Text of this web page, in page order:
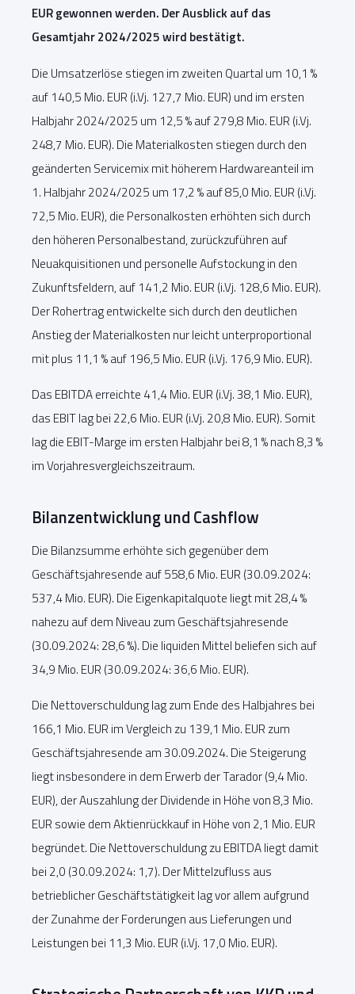
EUR gewonnen werden. Der Ausblick auf das
Gesamtjahr 2024/2025 wird bestätigt.
Die Umsatzerlöse stiegen im zweiten Quartal um 10,1 %
auf 140,5 Mio. EUR (i.Vj. 127,7 Mio. EUR) und im ersten
Halbjahr 2024/2025 um 12,5 % auf 279,8 Mio. EUR (i.Vj.
248,7 Mio. EUR). Die Materialkosten stiegen durch den
geänderten Servicemix mit höherem Hardwareanteil im
1. Halbjahr 2024/2025 um 17,2 % auf 85,0 Mio. EUR (i.Vj.
72,5 Mio. EUR), die Personalkosten erhöhten sich durch
den höheren Personalbestand, zurückzuführen auf
Neuakquisitionen und personelle Aufstockung in den
Zukunftsfeldern, auf 141,2 Mio. EUR (i.Vj. 128,6 Mio. EUR).
Der Rohertrag entwickelte sich durch den deutlichen
Anstieg der Materialkosten nur leicht unterproportional
mit plus 11,1 % auf 196,5 Mio. EUR (i.Vj. 176,9 Mio. EUR).
Das EBITDA erreichte 41,4 Mio. EUR (i.Vj. 38,1 Mio. EUR),
das EBIT lag bei 22,6 Mio. EUR (i.Vj. 20,8 Mio. EUR). Somit
lag die EBIT-Marge im ersten Halbjahr bei 8,1 % nach 8,3 %
im Vorjahresvergleichszeitraum.
Bilanzentwicklung und Cashflow
Die Bilanzsumme erhöhte sich gegenüber dem
Geschäftsjahresende auf 558,6 Mio. EUR (30.09.2024:
537,4 Mio. EUR). Die Eigenkapitalquote liegt mit 28,4 %
nahezu auf dem Niveau zum Geschäftsjahresende
(30.09.2024: 28,6 %). Die liquiden Mittel beliefen sich auf
34,9 Mio. EUR (30.09.2024: 36,6 Mio. EUR).
Die Nettoverschuldung lag zum Ende des Halbjahres bei
166,1 Mio. EUR im Vergleich zu 139,1 Mio. EUR zum
Geschäftsjahresende am 30.09.2024. Die Steigerung
liegt insbesondere in dem Erwerb der Tarador (9,4 Mio.
EUR), der Auszahlung der Dividende in Höhe von 8,3 Mio.
EUR sowie dem Aktienrückkauf in Höhe von 2,1 Mio. EUR
begründet. Die Nettoverschuldung zu EBITDA liegt damit
bei 2,0 (30.09.2024: 1,7). Der Mittelzufluss aus
betrieblicher Geschäftstätigkeit lag vor allem aufgrund
der Zunahme der Forderungen aus Lieferungen und
Leistungen bei 11,3 Mio. EUR (i.Vj. 17,0 Mio. EUR).